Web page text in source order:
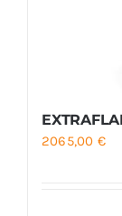
2065,00 €